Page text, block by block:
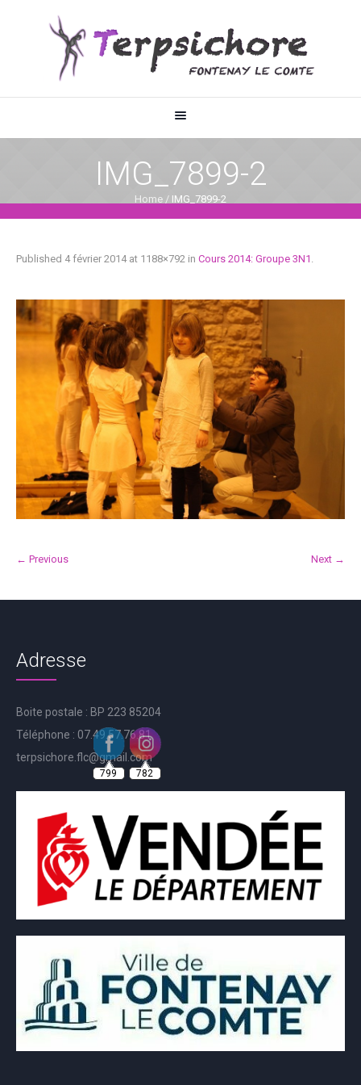
IMG_7899-2
Home / IMG_7899-2
Published 4 février 2014at 1188×792 in Cours 2014: Groupe 3N1 .
← Previous Next →
Adresse
Boite postale : BP 223 85204
Téléphone : 07.49.57.76.81
terpsichore.flc@gmail.com
799 782